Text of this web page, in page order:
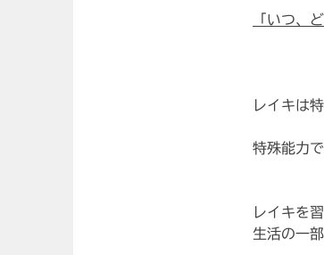
「いつ、
レイキは
特殊能力
レイキを
生活の一